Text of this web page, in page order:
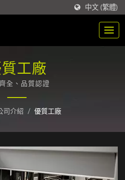
中文 (繁體)
工廠
全、品質認證
司介紹 / 優質工廠